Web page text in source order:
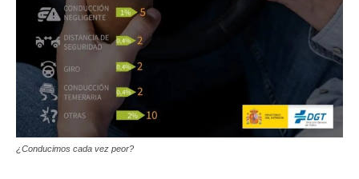
¿Conducimos cada vez peor?